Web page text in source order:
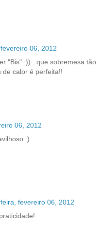
06, 2012
"Bis" :))...que sobremesa tão
de calor é perfeita!!
06, 2012
:)
fevereiro 06, 2012